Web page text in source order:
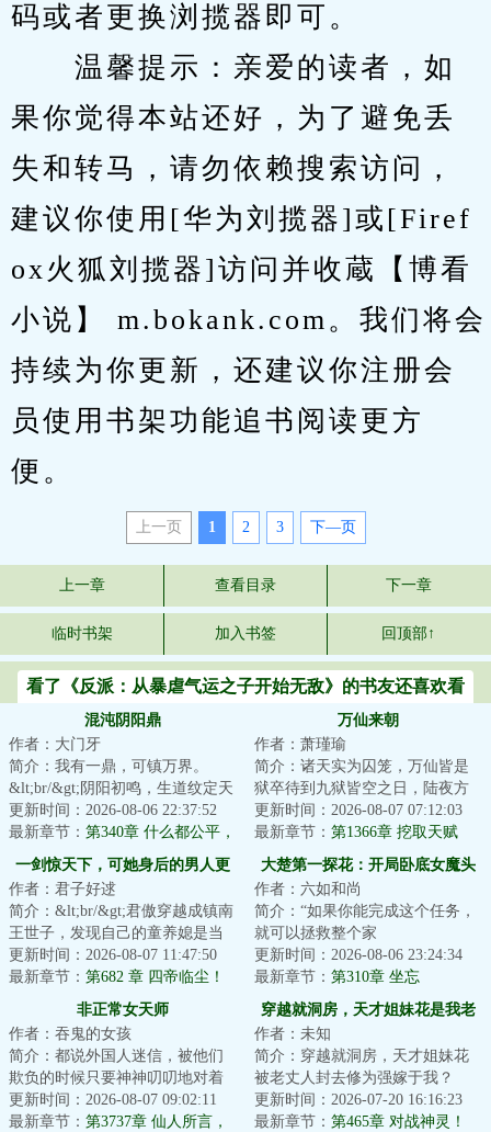
码或者更换浏揽器即可。
温馨提示：亲爱的读者，如
果你觉得本站还好，为了避免丢
失和转马，请勿依赖搜索访问，
建议你使用[华为刘揽器]或[Firef
ox火狐刘揽器]访问并收蔵【博看
小说】 m.bokank.com。我们将会
持续为你更新，还建议你注册会
员使用书架功能追书阅读更方
便。
上一页 1 2 3 下—页
上一章 查看目录 下一章
临时书架 加入书签 回顶部↑
看了《反派：从暴虐气运之子开始无敌》的书友还喜欢看
混沌阴阳鼎
作者：大门牙
简介：我有一鼎，可镇万界。
&lt;br/&gt;阴阳初鸣，生道纹定天
地乾坤。&lt;br/&gt;混沌衍生，开
阴阳溯光阴...
更新时间：2026-08-06 22:37:52
最新章节： 第340章 什么都公平，
那我还努力修行做什么
万仙来朝
作者：萧瑾瑜
简介：诸天实为囚笼，万仙皆是
狱卒待到九狱皆空之日，陆夜方
知自己，才是诸天最后一劫...
更新时间：2026-08-07 07:12:03
最新章节： 第1366章 挖取天赋
一剑惊天下，可她身后的男人更
可怕！
作者：君子好逑
简介：&lt;br/&gt;君傲穿越成镇南
王世子，发现自己的童养媳是当
世剑仙。&lt;br/&gt;圣旨逼他娶公
主？梅映...
更新时间：2026-08-07 11:47:50
最新章节： 第682 章 四帝临尘！
大楚第一探花：开局卧底女魔头
作者：六如和尚
简介：“如果你能完成这个任务，
就可以拯救整个家
族。”&lt;br/&gt;“什么任
务？”&lt;br/&gt;“勾引一个...
更新时间：2026-08-06 23:24:34
最新章节： 第310章 坐忘
非正常女天师
作者：吞鬼的女孩
简介：都说外国人迷信，被他们
欺负的时候只要神神叨叨地对着
他们瞎比划，就能把他们吓走。
万穗被至亲陷害...
更新时间：2026-08-07 09:02:11
最新章节： 第3737章 仙人所言，
穿越就洞房，天才姐妹花是我老
作者：未知
简介：穿越就洞房，天才姐妹花
被老丈人封去修为强嫁于我？
\uCbr\uE大老婆高冷如明月；
\uCbr\uE二老婆娇艳...
更新时间：2026-07-20 16:16:23
最新章节： 第465章 对战神灵！